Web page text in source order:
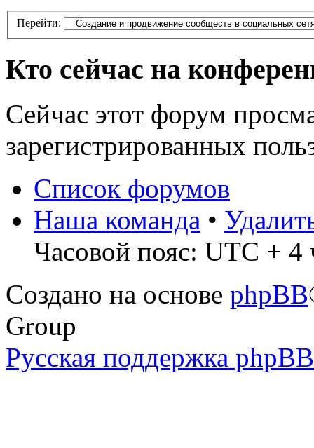
Перейти:
Кто сейчас на
Сейчас этот форум
зарегистрированных
Список форумов
Наша команда •
Часовой пояс: UTC + 4
Создано на основе phpBB
Group
Русская поддержка phpBB